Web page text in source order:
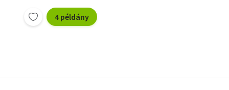
4 példány